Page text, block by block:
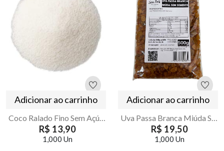
Adicionar ao carrinho
Coco Ralado Fino Sem Açúcar 250g Armazém Seu Luiz
R$ 13,90
1,000 Un
Adicionar ao carrinho
Uva Passa Branca Miúda Sem Semente 500g | Armazém Seu Luiz
R$ 19,50
1,000 Un